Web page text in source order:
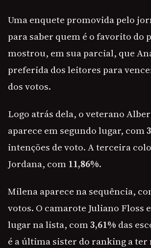
Uma enquete promovida pelo
para saber quem é o favorito do
mostrou, em sua parcial, que
preferida dos leitores para
dos votos.
Logo atrás dela, o veterano
aparece em segundo lugar, com
intenções de voto. A terceira
Jordana, com11,86%.
Milena aparece na sequência,
votos. O camarote Juliano Floss
lugar na lista, com3,61% das
é a última sister do ranking a ter